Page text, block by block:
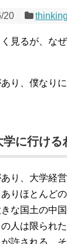
20 thinking
見るが、な
り、僕なり
に行ける
り、大学経
りほとんど
な国土の中
人は限られ
許される。